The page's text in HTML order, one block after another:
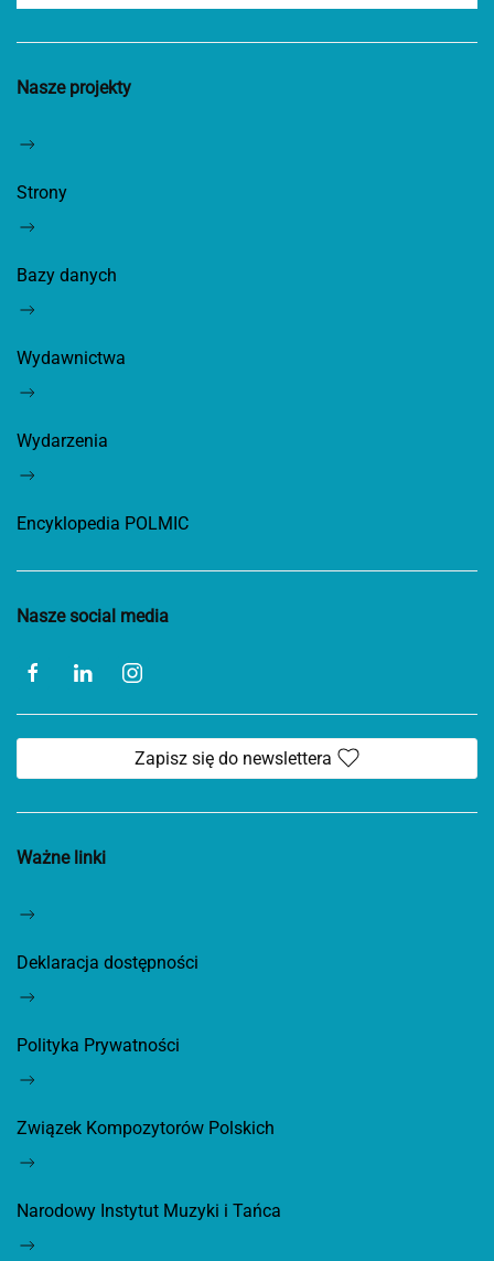
Nasze projekty
Strony
Bazy danych
Wydawnictwa
Wydarzenia
Encyklopedia POLMIC
Nasze social media
Zapisz się do newslettera
Ważne linki
Deklaracja dostępności
Polityka Prywatności
Związek Kompozytorów Polskich
Narodowy Instytut Muzyki i Tańca